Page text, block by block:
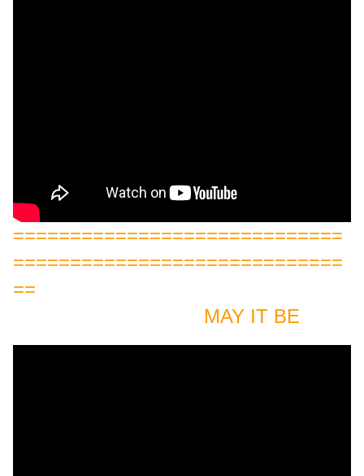
=============================
=============================
==
MAY IT BE